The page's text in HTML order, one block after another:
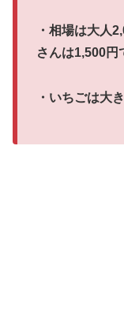
・相場は大人
さんは1,500円
・いちごは大